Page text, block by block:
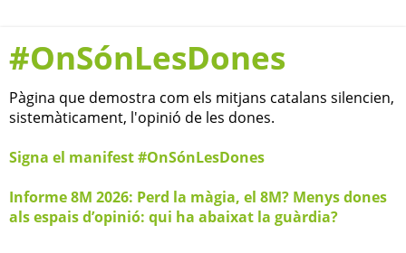
#OnSónLesDones
Pàgina que demostra com els mitjans catalans silencien,
sistemàticament, l'opinió de les dones.
Signa el manifest #OnSónLesDones
Informe 8M 2026: Perd la màgia, el 8M? Menys dones
als espais d’opinió: qui ha abaixat la guàrdia?